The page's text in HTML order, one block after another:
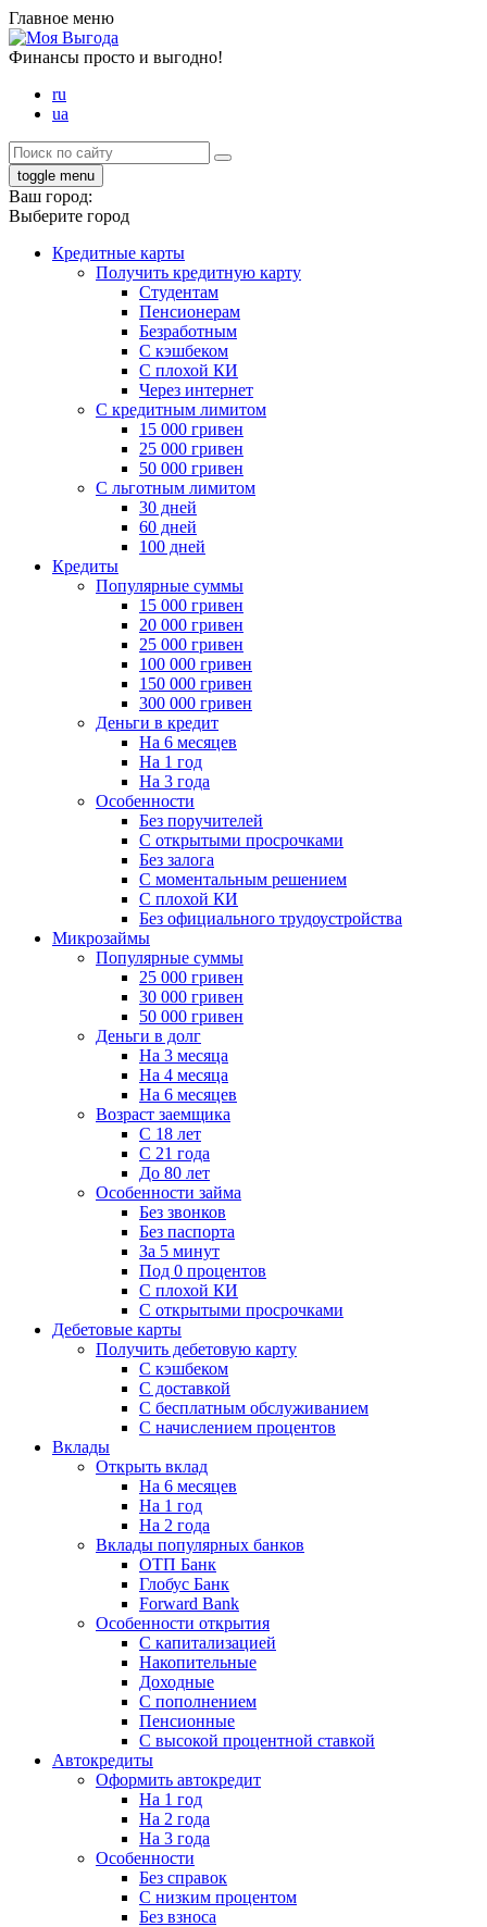
Главное меню
Финансы просто и выгодно!
ru
ua
toggle menu
Ваш город:
Выберите город
Кредитные карты
Получить кредитную карту
Студентам
Пенсионерам
Безработным
С кэшбеком
С плохой КИ
Через интернет
С кредитным лимитом
15 000 гривен
25 000 гривен
50 000 гривен
С льготным лимитом
30 дней
60 дней
100 дней
Кредиты
Популярные суммы
15 000 гривен
20 000 гривен
25 000 гривен
100 000 гривен
150 000 гривен
300 000 гривен
Деньги в кредит
На 6 месяцев
На 1 год
На 3 года
Особенности
Без поручителей
С открытыми просрочками
Без залога
С моментальным решением
С плохой КИ
Без официального трудоустройства
Микрозаймы
Популярные суммы
25 000 гривен
30 000 гривен
50 000 гривен
Деньги в долг
На 3 месяца
На 4 месяца
На 6 месяцев
Возраст заемщика
С 18 лет
С 21 года
До 80 лет
Особенности займа
Без звонков
Без паспорта
За 5 минут
Под 0 процентов
С плохой КИ
С открытыми просрочками
Дебетовые карты
Получить дебетовую карту
С кэшбеком
С доставкой
С бесплатным обслуживанием
С начислением процентов
Вклады
Открыть вклад
На 6 месяцев
На 1 год
На 2 года
Вклады популярных банков
ОТП Банк
Глобус Банк
Forward Bank
Особенности открытия
С капитализацией
Накопительные
Доходные
С пополнением
Пенсионные
С высокой процентной ставкой
Автокредиты
Оформить автокредит
На 1 год
На 2 года
На 3 года
Особенности
Без справок
С низким процентом
Без взноса